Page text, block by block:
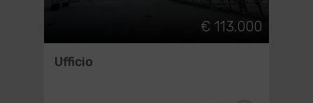
€ 113.000
Ufficio